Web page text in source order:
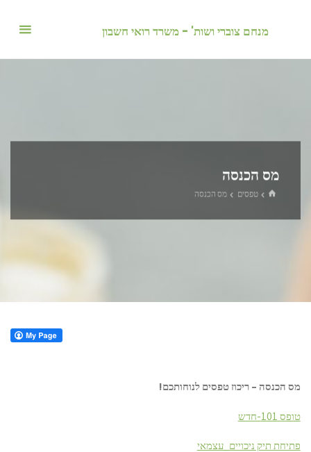
מנחם צוברי ושות' - משרד רואי חשבון
מס הכנסה
ביתטפסים מס הכנסה
מס הכנסה – ריכוז טפסים לנוחותכם!
טופס 101-חדש
פתיחת תיק ניכויים_עצמאי